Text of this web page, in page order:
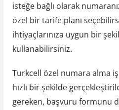
isteğe bağlı olarak
özel bir tarife planı
ihtiyaçlarınıza uygun bir
kullanabilirsiniz.
Turkcell özel numara alma
hızlı bir şekilde
gereken, başvuru formunu